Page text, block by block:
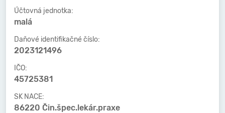
Účtovná jednotka:
malá
Daňové identifikačné číslo:
2023121496
IČO:
45725381
SK NACE:
86220 Čin.špec.lekár.praxe